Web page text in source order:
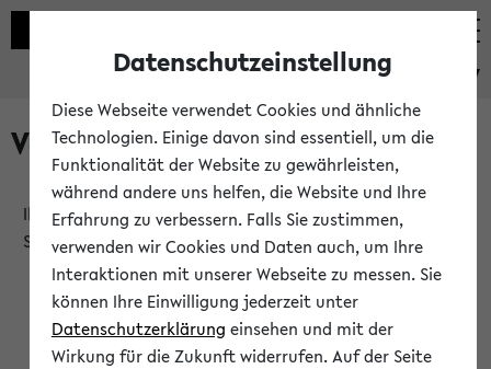
eKVV
Verlauf
Ihr Verlauf ist leer. Er wird sich im Verlauf Ihrer eKVV
Sitzung füllen.
Datenschutzeinstellung
Diese Webseite verwendet Cookies und ähnliche
Technologien. Einige davon sind essentiell, um die
Funktionalität der Website zu gewährleisten,
während andere uns helfen, die Website und Ihre
Erfahrung zu verbessern. Falls Sie zustimmen,
verwenden wir Cookies und Daten auch, um Ihre
Interaktionen mit unserer Webseite zu messen. Sie
können Ihre Einwilligung jederzeit unter
Datenschutzerklärung einsehen und mit der
Wirkung für die Zukunft widerrufen. Auf der Seite